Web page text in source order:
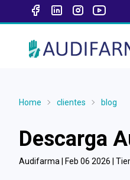
Home clientes blog
Descarga
Audifarma | Feb 06 2026 |